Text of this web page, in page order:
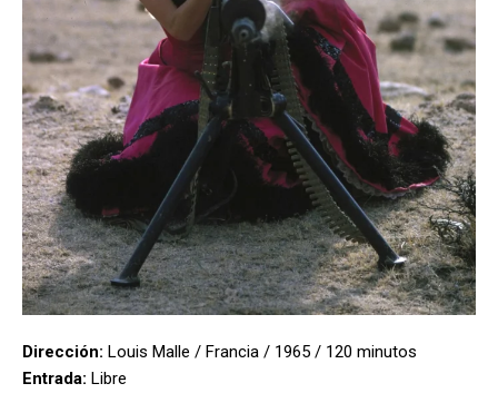
Dirección: Louis Malle / Francia / 1965 / 120 minutos
Entrada: Libre